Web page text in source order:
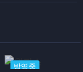
방영중